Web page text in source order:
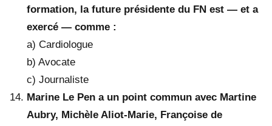
formation, la future présidente du FN est — et a
exercé — comme :
a) Cardiologue
b) Avocate
c) Journaliste
Marine Le Pen a un point commun avec Martine
Aubry, Michèle Aliot-Marie, Françoise de